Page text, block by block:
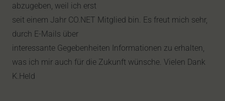
abzugeben, weil ich erst
seit einem Jahr CO.NET Mitglied bin. Es freut mich sehr,
durch E-Mails über
interessante Gegebenheiten Informationen zu erhalten,
was ich mir auch für die Zukunft wünsche. Vielen Dank
K.Held